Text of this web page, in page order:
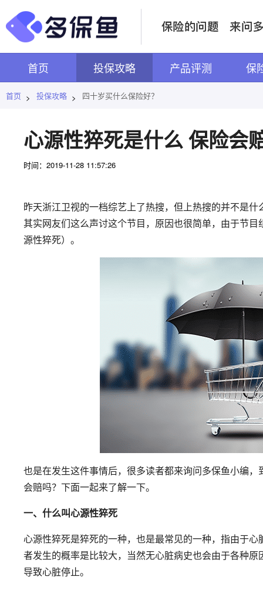
首页 投保攻略 产品评测 保
首页 > 投保攻略 > 四十岁买什么保险好？
心源性猝死是什么 保险会
时间：2019-11-28 11:57:26
昨天浙江卫视的一档综艺上了热搜，但上热搜的并不是什
其实网友们这么声讨这个节目，原因也很简单，由于节
源性猝死）。
也是在发生这件事情后，很多读者都来询问多保鱼小编
会赔吗？下面一起来了解一下。
一、什么叫心源性猝死
心源性猝死是猝死的一种，也是最常见的一种，指由于
者发生的概率是比较大，当然无心脏病史也会由于各种
导致心脏停止。